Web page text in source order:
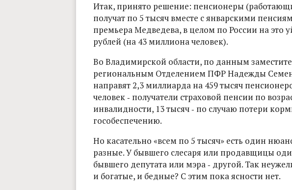
Итак, принято решение: пенсионеры
получат по 5 тысяч вместе с январскими
премьера Медведева, в целом по России на это
рублей (на 43 миллиона человек).
Во Владимирской области, по данным
региональным Отделением ПФР Надежды
направят 2,3 миллиарда на 459 тысяч
человек ‑ получатели страховой пенсии по
инвалидности, 13 тысяч ‑ по случаю потери
гособеспечению.
Но касательно «всем по 5 тысяч» есть один
разные. У бывшего слесаря или продавщицы
бывшего депутата или мэра ‑ другой. Так
и богатые, и бедные? С этим пока ясности нет.